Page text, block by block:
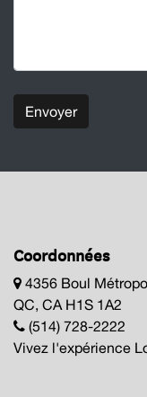
Envoyer
Coordonnées
4356 Boul
QC, CA H1S 1A2
(514) 728-2222
Vivez l'expérience